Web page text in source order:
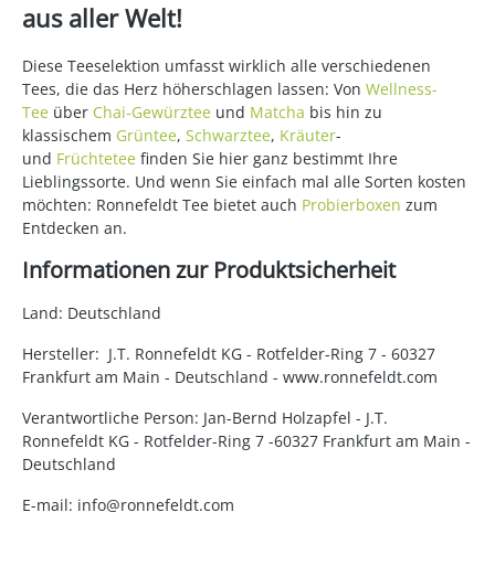
aus aller Welt!
Diese Teeselektion umfasst wirklich alle verschiedenen
Tees, die das Herz höherschlagen lassen: Von Wellness-
Tee über Chai-Gewürztee und Matcha bis hin zu
klassischem Grüntee, Schwarztee, Kräuter-
und Früchtetee finden Sie hier ganz bestimmt Ihre
Lieblingssorte. Und wenn Sie einfach mal alle Sorten kosten
möchten: Ronnefeldt Tee bietet auch Probierboxen zum
Entdecken an.
Informationen zur Produktsicherheit
Land: Deutschland
Hersteller: J.T. Ronnefeldt KG - Rotfelder-Ring 7 - 60327
Frankfurt am Main - Deutschland - www.ronnefeldt.com
Verantwortliche Person: Jan-Bernd Holzapfel - J.T.
Ronnefeldt KG - Rotfelder-Ring 7 -60327 Frankfurt am Main -
Deutschland
E-mail: info@ronnefeldt.com